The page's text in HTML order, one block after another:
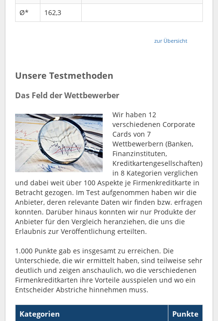
Ø*
162,3
zur Übersicht
Unsere Testmethoden
Das Feld der Wettbewerber
Wir haben 12
verschiedenen Corporate
Cards von 7
Wettbewerbern (Banken,
Finanzinstituten,
Kreditkartengesellschaften)
in 8 Kategorien verglichen
und dabei weit über 100 Aspekte je Firmenkreditkarte in
Betracht gezogen. Im Test aufgenommen haben wir die
Anbieter, deren relevante Daten wir finden bzw. erfragen
konnten. Darüber hinaus konnten wir nur Produkte der
Anbieter für den Vergleich heranziehen, die uns die
Erlaubnis zur Veröffentlichung erteilten.
1.000 Punkte gab es insgesamt zu erreichen. Die
Unterschiede, die wir ermittelt haben, sind teilweise sehr
deutlich und zeigen anschaulich, wo die verschiedenen
Firmenkreditkarten ihre Vorteile ausspielen und wo ein
Entscheider Abstriche hinnehmen muss.
Kategorien Punkte